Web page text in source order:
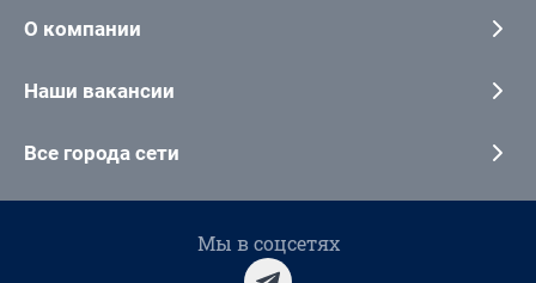
О компании
Наши вакансии
Все города сети
Мы в соцсетях